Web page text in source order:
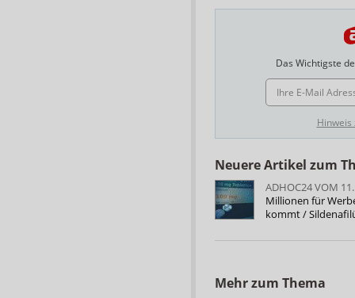
Das Wichtigste
E-MAIL ADRESSE
Neuere Artikel zum
ADHOC24 VOM
Millionen für
kommt /
Mehr zum Thema